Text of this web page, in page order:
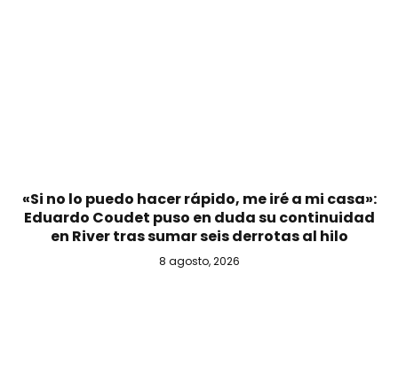
«Si no lo puedo hacer rápido, me iré a mi casa»:
Eduardo Coudet puso en duda su continuidad
en River tras sumar seis derrotas al hilo
8 agosto, 2026